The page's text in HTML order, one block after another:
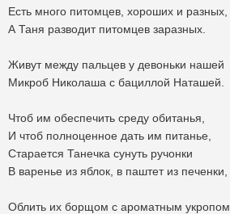
Есть много питомцев, хороших и разных,
А Таня разводит питомцев заразных.
Живут между пальцев у девоньки нашей
Микроб Николаша с бациллой Наташей.
Чтоб им обеспечить среду обитанья,
И чтоб полноценное дать им питанье,
Старается Танечка сунуть ручонки
В варенье из яблок, в паштет из печенки,
Облить их борщом с ароматным укропом,